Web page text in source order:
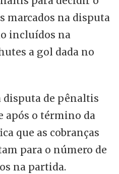
marcados na disputa
incluídos na
a gol dada no
disputa de pênaltis
após o término da
que as cobranças
para o número de
na partida.